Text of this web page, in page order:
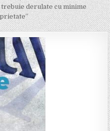
derulate cu minime